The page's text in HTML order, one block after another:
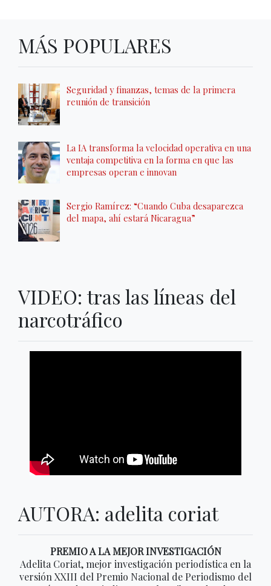
MÁS POPULARES
Seguridad y finanzas, temas de la primera
reunión de transición
La IA transforma la velocidad operativa en una
ventaja competitiva en la forma en que las
empresas operan e innovan
Sergio Ramírez: “Cuando Cuba desaparezca
del mapa, ahí estará Nicaragua”
VIDEO: tras las líneas del
narcotráfico
AUTORA: adelita coriat
PREMIO A LA MEJOR INVESTIGACIÓN
Adelita Coriat, mejor investigación periodística en la
versión XXIII del Premio Nacional de Periodismo del